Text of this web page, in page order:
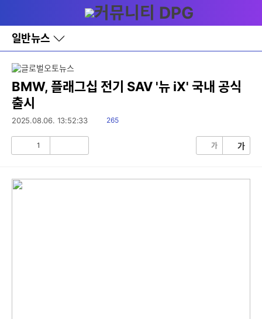
와
홈
일반뉴스
바
로
가
기
레
이
토
BMW, 플래그십 전기 SAV '뉴 iX' 국내 공식
출시
2025.08.06. 13:52:33
읽
265
1 가 가